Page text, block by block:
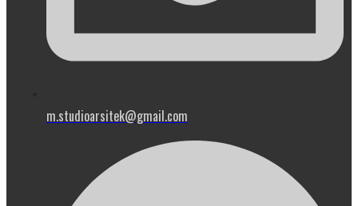
m.studioarsitek@gmail.com